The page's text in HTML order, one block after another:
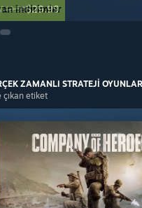
$49.99$29.99
indirimler
ZAMANLI STRATEJİ
çıkan etiket